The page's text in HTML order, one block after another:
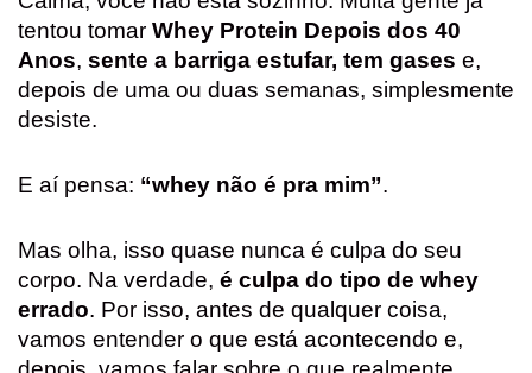
tentou tomar Whey Protein Depois dos 40
Anos, sente a barriga estufar, tem gases e,
depois de uma ou duas semanas, simplesmente
desiste.
E aí pensa: “whey não é pra mim”.
Mas olha, isso quase nunca é culpa do seu
corpo. Na verdade, é culpa do tipo de whey
errado. Por isso, antes de qualquer coisa,
vamos entender o que está acontecendo e,